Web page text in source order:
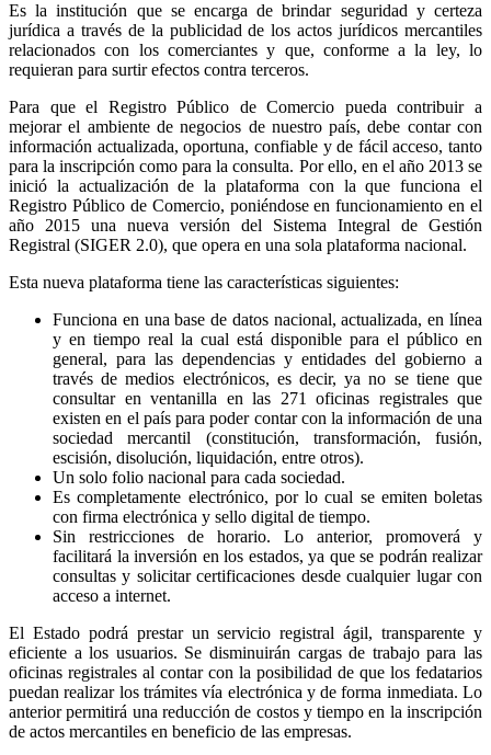
Es la institución que se encarga de brindar seguridad y certeza
jurídica a través de la publicidad de los actos jurídicos mercantiles
relacionados con los comerciantes y que, conforme a la ley, lo
requieran para surtir efectos contra terceros.
Para que el Registro Público de Comercio pueda contribuir a
mejorar el ambiente de negocios de nuestro país, debe contar con
información actualizada, oportuna, confiable y de fácil acceso, tanto
para la inscripción como para la consulta. Por ello, en el año 2013 se
inició la actualización de la plataforma con la que funciona el
Registro Público de Comercio, poniéndose en funcionamiento en el
año 2015 una nueva versión del Sistema Integral de Gestión
Registral (SIGER 2.0), que opera en una sola plataforma nacional.
Esta nueva plataforma tiene las características siguientes:
Funciona en una base de datos nacional, actualizada, en línea
y en tiempo real la cual está disponible para el público en
general, para las dependencias y entidades del gobierno a
través de medios electrónicos, es decir, ya no se tiene que
consultar en ventanilla en las 271 oficinas registrales que
existen en el país para poder contar con la información de una
sociedad mercantil (constitución, transformación, fusión,
escisión, disolución, liquidación, entre otros).
Un solo folio nacional para cada sociedad.
Es completamente electrónico, por lo cual se emiten boletas
con firma electrónica y sello digital de tiempo.
Sin restricciones de horario. Lo anterior, promoverá y
facilitará la inversión en los estados, ya que se podrán realizar
consultas y solicitar certificaciones desde cualquier lugar con
acceso a internet.
El Estado podrá prestar un servicio registral ágil, transparente y
eficiente a los usuarios. Se disminuirán cargas de trabajo para las
oficinas registrales al contar con la posibilidad de que los fedatarios
puedan realizar los trámites vía electrónica y de forma inmediata. Lo
anterior permitirá una reducción de costos y tiempo en la inscripción
de actos mercantiles en beneficio de las empresas.